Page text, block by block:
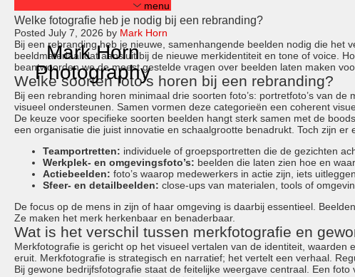
Mark Horn
Photography
menu
Mark Horn
Photography
portraits
most recent
janus
estate real?
adversity tegenslag
transformation
more recent
recent
fd portraits
samurai soul
mn
Welke fotografie heb je nodig bij een rebranding?
Posted July 7, 2026 by Mark Horn
Bij een rebranding heb je nieuwe, samenhangende beelden nodig die het
beeldmateriaal dat aansluit bij de nieuwe merkidentiteit en tone of voice.
beantwoorden we de meest gestelde vragen over beelden laten maken
Welke soorten foto’s horen bij een rebranding?
Bij een rebranding horen minimaal drie soorten foto’s: portretfoto’s van
visueel ondersteunen. Samen vormen deze categorieën een coherent
De keuze voor specifieke soorten beelden hangt sterk samen met de
een organisatie die juist innovatie en schaalgrootte benadrukt. Toch zijn
Teamportretten: individuele of groepsportretten die de gezichten
Werkplek- en omgevingsfoto’s: beelden die laten zien hoe en
Actiebeelden: foto’s waarop medewerkers in actie zijn, iets
Sfeer- en detailbeelden: close-ups van materialen, tools of
De focus op de mens in zijn of haar omgeving is daarbij essentieel.
Ze maken het merk herkenbaar en benaderbaar.
Wat is het verschil tussen merkfotografie en
Merkfotografie is gericht op het visueel vertalen van de identiteit,
eruit. Merkfotografie is strategisch en narratief; het vertelt een verhaal.
Bij gewone bedrijfsfotografie staat de feitelijke weergave centraal. Een